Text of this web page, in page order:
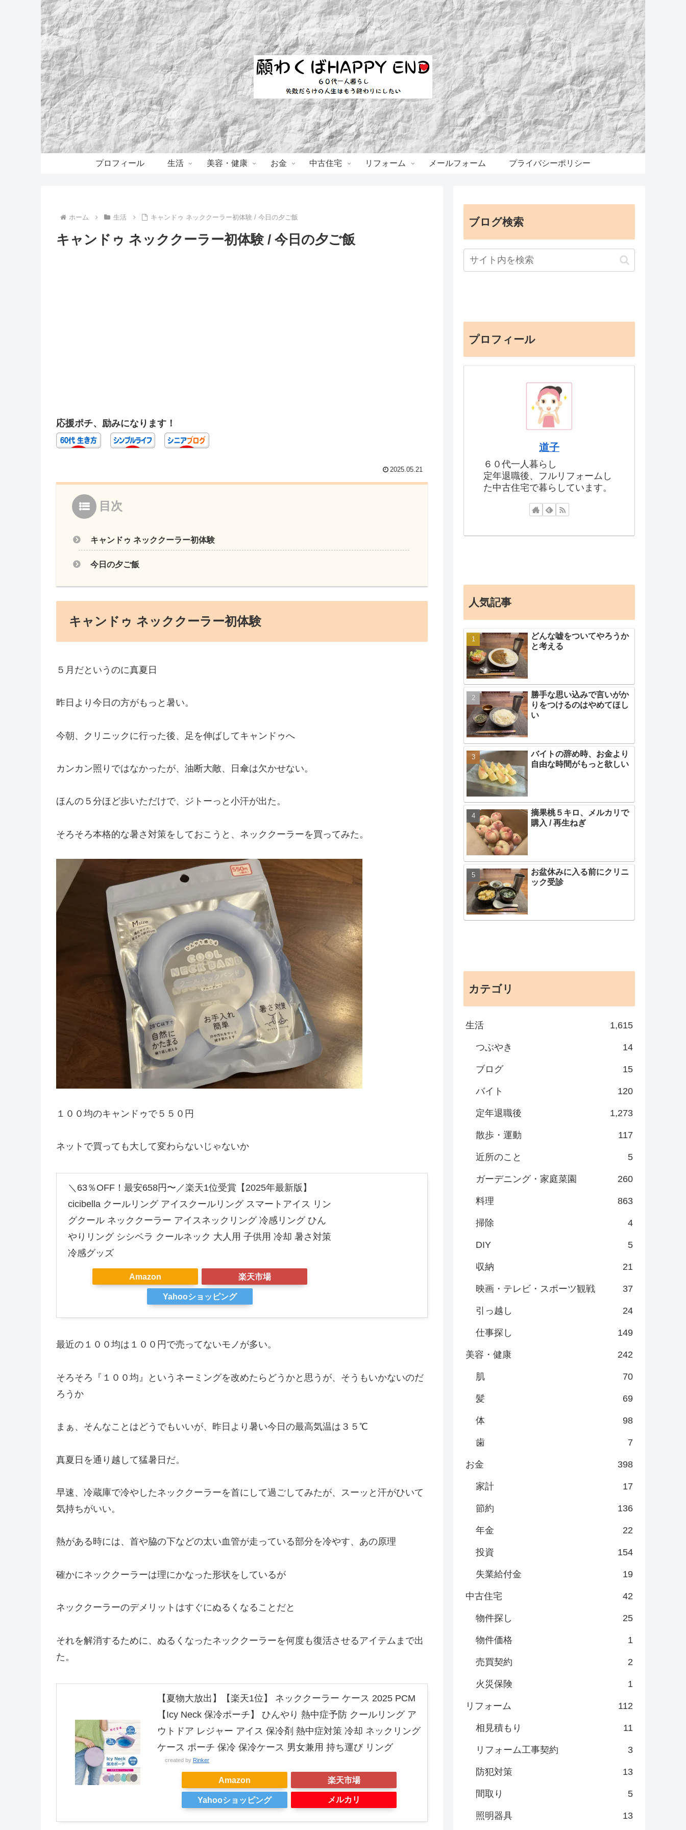
プロフィール 生活 美容・健康 お金 中古住宅 リフォーム メールフォーム プライバシーポリシー
ホーム 生活 キャンドゥ ネッククーラー初体験 / 今日の夕ご飯
キャンドゥ ネッククーラー初体験 / 今日の夕ご飯
応援ポチ、励みになります！
2025.05.21
目次
キャンドゥ ネッククーラー初体験
今日の夕ご飯
キャンドゥ ネッククーラー初体験
５月だというのに真夏日
昨日より今日の方がもっと暑い。
今朝、クリニックに行った後、足を伸ばしてキャンドゥへ
カンカン照りではなかったが、油断大敵、日傘は欠かせない。
ほんの５分ほど歩いただけで、ジトーっと小汗が出た。
そろそろ本格的な暑さ対策をしておこうと、ネッククーラーを買ってみた。
１００均のキャンドゥで５５０円
ネットで買っても大して変わらないじゃないか
＼63％OFF！最安658円〜／楽天1位受賞【2025年最新版】
cicibella クールリング アイスクールリング スマートアイス リン
グクール ネッククーラー アイスネックリング 冷感リング ひん
やりリング シシベラ クールネック 大人用 子供用 冷却 暑さ対策
冷感グッズ
Amazon 楽天市場
Yahooショッピング
最近の１００均は１００円で売ってないモノが多い。
そろそろ『１００均』というネーミングを改めたらどうかと思うが、そうもいかないのだ
ろうか
まぁ、そんなことはどうでもいいが、昨日より暑い今日の最高気温は３５℃
真夏日を通り越して猛暑日だ。
早速、冷蔵庫で冷やしたネッククーラーを首にして過ごしてみたが、スーッと汗がひいて
気持ちがいい。
熱がある時には、首や脇の下などの太い血管が走っている部分を冷やす、あの原理
確かにネッククーラーは理にかなった形状をしているが
ネッククーラーのデメリットはすぐにぬるくなることだと
それを解消するために、ぬるくなったネッククーラーを何度も復活させるアイテムまで出
た。
【夏物大放出】【楽天1位】 ネッククーラー ケース 2025 PCM
【Icy Neck 保冷ポーチ】 ひんやり 熱中症予防 クールリング ア
ウトドア レジャー アイス 保冷剤 熱中症対策 冷却 ネックリング
ケース ポーチ 保冷 保冷ケース 男女兼用 持ち運び リング
created by Rinker
Amazon 楽天市場
Yahooショッピング メルカリ
ブログ検索
プロフィール
道子
６０代一人暮らし
定年退職後、フルリフォームし
た中古住宅で暮らしています。
人気記事
どんな嘘をついてやろうか
と考える
勝手な思い込みで言いがか
りをつけるのはやめてほし
い
バイトの辞め時、お金より
自由な時間がもっと欲しい
摘果桃５キロ、メルカリで
購入 / 再生ねぎ
お盆休みに入る前にクリニ
ック受診
カテゴリ
生活 1,615
つぶやき 14
ブログ 15
バイト 120
定年退職後 1,273
散歩・運動 117
近所のこと 5
ガーデニング・家庭菜園 260
料理 863
掃除 4
DIY 5
収納 21
映画・テレビ・スポーツ観戦 37
引っ越し 24
仕事探し 149
美容・健康 242
肌 70
髪 69
体 98
歯 7
お金 398
家計 17
節約 136
年金 22
投資 154
失業給付金 19
中古住宅 42
物件探し 25
物件価格 1
売買契約 2
火災保険 1
リフォーム 112
相見積もり 11
リフォーム工事契約 3
防犯対策 13
間取り 5
照明器具 13